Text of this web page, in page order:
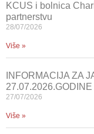
KCUS i bolnica
partnerstvu
28/07/2026
Više »
INFORMACIJA ZA
27.07.2026.GODINE
27/07/2026
Više »